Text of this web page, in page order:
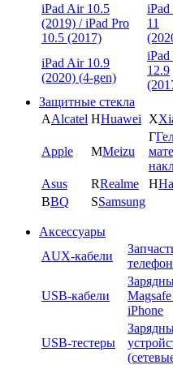
iPad Air 10.5
(2019) / iPad Pro
10.5 (2017)
iPad
11
iPad Air 10.9
(2020) (4-gen)
iPad
12.9
Защитные стекла
AAlcatel HHuawei X
Apple MMeizu
Г
Asus
RRealme Н
BBQ SSamsung
Аксессуары
AUX-кабели
USB-кабели
iPhone
USB-тестеры